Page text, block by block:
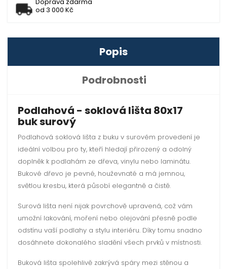
od 3 000 Kč
Popis
Podrobnosti
Podlahová - soklová lišta 80x17
buk surový
Podlahová soklová lišta z buku v surovém provedení je
ideální volbou pro ty, kteří hledají přirozený a odolný
doplněk k podlahám ze dřeva, vinylu nebo laminátu.
Bukové dřevo je pevné, houževnaté a má jemnou,
světlou kresbu, která působí elegantně a čistě.
Surová lišta není nijak povrchově upravená, což vám
umožní lakování, moření nebo olejování přesně podle
odstínu vaší podlahy a stylu interiéru. Díky tomu snadno
dosáhnete dokonalého sladění všech prvků v místnosti.
Buková lišta spolehlivě zakrývá spáry mezi stěnou a